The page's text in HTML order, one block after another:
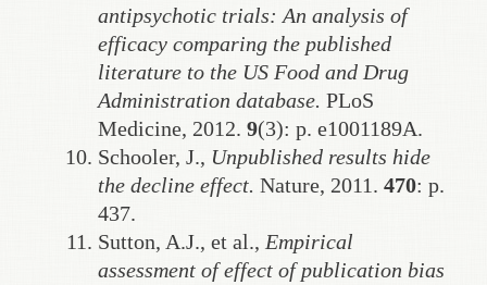
antipsychotic trials: An analysis of
efficacy comparing the published
literature to the US Food and Drug
Administration database. PLoS
Medicine, 2012. 9(3): p. e1001189A.
Schooler, J., Unpublished results hide
the decline effect. Nature, 2011. 470: p.
437.
Sutton, A.J., et al., Empirical
assessment of effect of publication bias